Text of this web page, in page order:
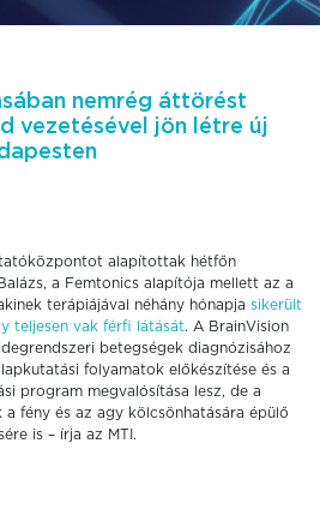
nemrég áttörést
vezetésével jön létre új
alapítottak hétfőn
a Femtonics alapítója mellett az a
terápiájával néhány hónapja sikerült
teljesen vak férfi látását. A BrainVision
betegségek diagnózisához
folyamatok előkészítése és a
program megvalósítása lesz, de a
fény és az agy kölcsönhatására épülő
is – írja az MTI.